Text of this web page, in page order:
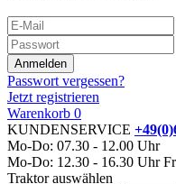
Passwort vergessen?
Jetzt registrieren
Warenkorb 0
KUNDENSERVICE
Mo-Do: 07.30 - 12.00 Uhr
Mo-Do: 12.30 - 16.30 Uhr
Traktor auswählen